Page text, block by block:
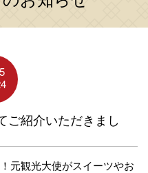
載情報
せ
ョップ
ご紹介いただきまし
元観光大使がスイーツやお